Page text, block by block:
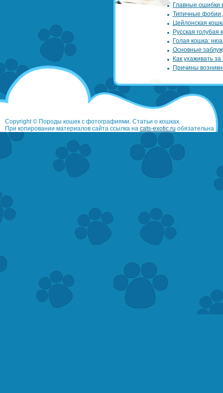
Главные ошибки
Типичные фобии
Цейлонская
Русская голубая
Голая кошка:
Основные
Как ухаживать
Причины
Copyright © Породы кошек с фотографиями. Статьи о кошках.
При копировании материалов сайта ссылка на cats-exotic.ru обязательна